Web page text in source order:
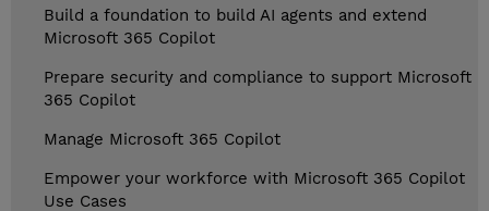
Build a foundation to build AI agents and extend
Microsoft 365 Copilot
Prepare security and compliance to support Microsoft
365 Copilot
Manage Microsoft 365 Copilot
Empower your workforce with Microsoft 365 Copilot
Use Cases